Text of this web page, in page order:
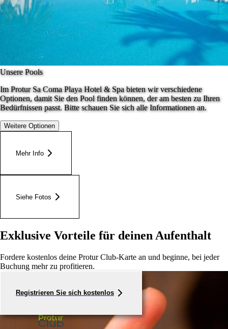
Unsere Pools
Im Protur Sa Coma Playa Hotel & Spa bieten wir verschiedene
Optionen, damit Sie den Pool finden können, der am besten zu Ihren
Bedürfnissen passt. Bitte schauen Sie sich alle Informationen an.
Weitere Optionen
Mehr Info
Siehe Fotos
Exklusive Vorteile für deinen Aufenthalt
Fordere kostenlos deine Protur Club-Karte an und beginne, bei jeder
Buchung mehr zu profitieren.
Registrieren Sie sich kostenlos